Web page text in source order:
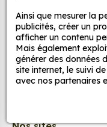
et ce, à moindre
Quels sont les
décoration ?
Une grande
nos Jdm No
dans une
couleurs, ce
sticker parfait
MPA Déco
Ainsi que mesurer la
publicités, créer un
afficher un contenu
Mais également
générer des données
site internet, le suivi
avec nos partenaires